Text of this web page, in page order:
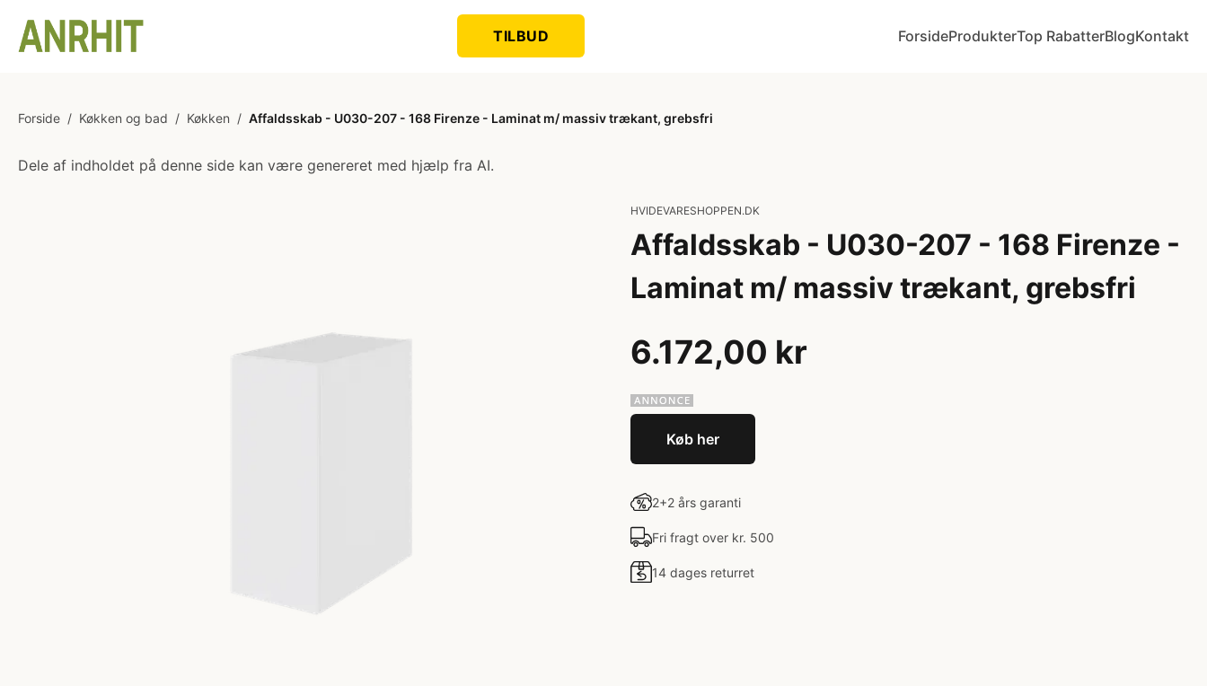
TILBUD ForsideProdukterTop RabatterBlogKontakt
Forside / Køkken og bad / Køkken / Affaldsskab - U030-207 - 168 Firenze - Laminat m/ massiv trækant, grebsfri
Dele af indholdet på denne side kan være genereret med hjælp fra AI.
HVIDEVARESHOPPEN.DK
Affaldsskab - U030-207 - 168 Firenze -
Laminat m/ massiv trækant, grebsfri
6.172,00 kr
Køb her
2+2 års garanti
Fri fragt over kr. 500
14 dages returret